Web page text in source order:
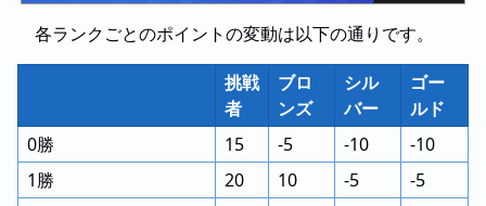
各ランクごとのポイントの変動は以下の通りです。
挑戦
者
ブロ
ンズ
シル
バー
ゴー
ルド
0勝
15 -5 -10
-10
1勝
20 10 -5
-5